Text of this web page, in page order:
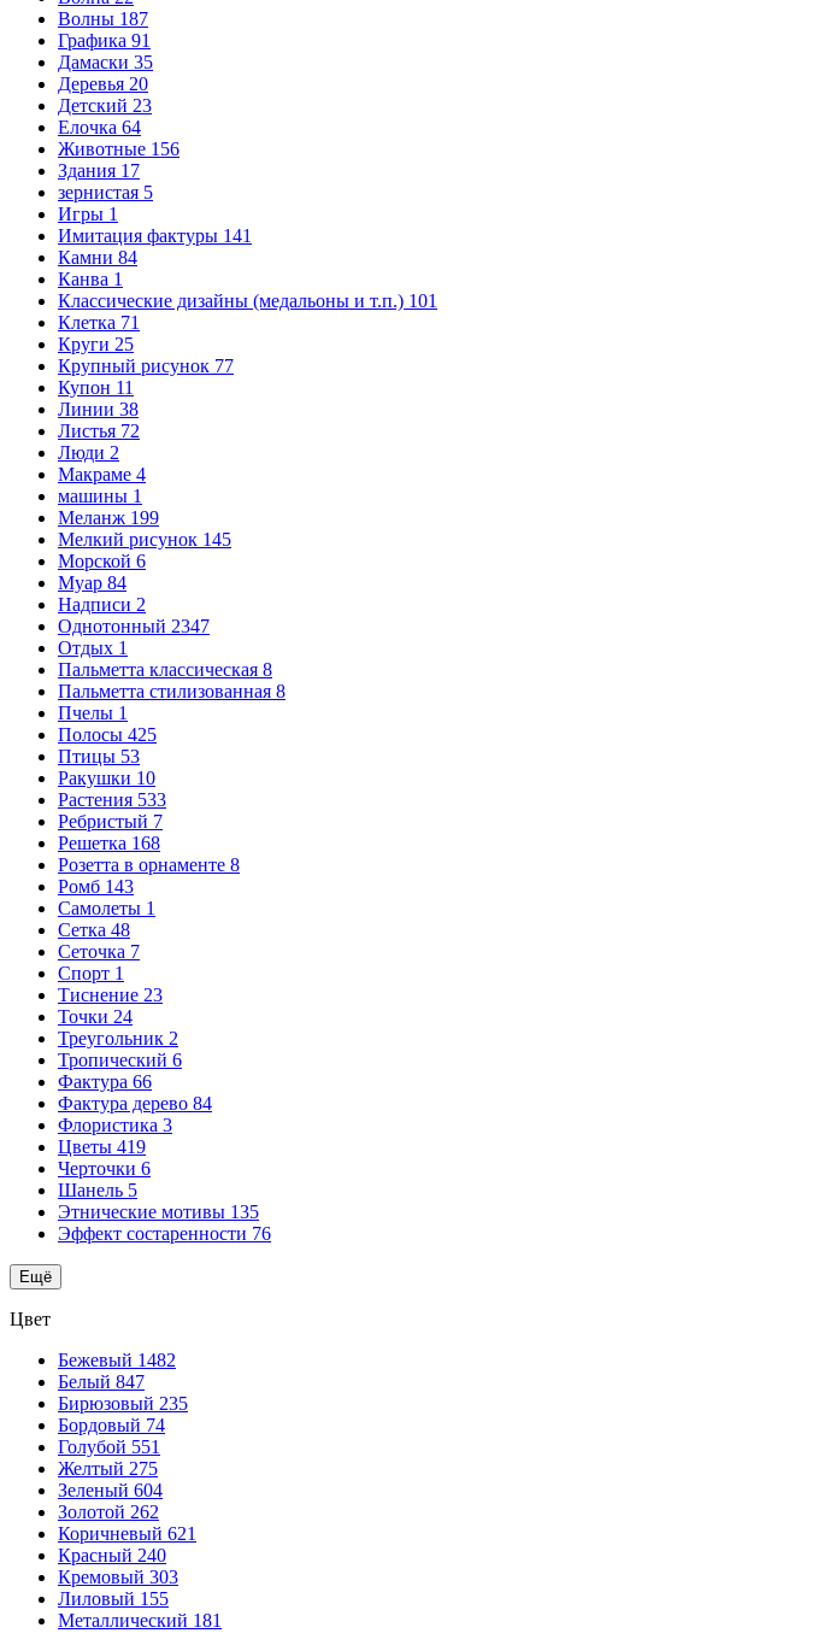
Волны 187
Графика 91
Дамаски 35
Деревья 20
Детский 23
Елочка 64
Животные 156
Здания 17
зернистая 5
Игры 1
Имитация фактуры 141
Камни 84
Канва 1
Классические дизайны (медальоны и т.п.) 101
Клетка 71
Круги 25
Крупный рисунок 77
Купон 11
Линии 38
Листья 72
Люди 2
Макраме 4
машины 1
Меланж 199
Мелкий рисунок 145
Морской 6
Муар 84
Надписи 2
Однотонный 2347
Отдых 1
Пальметта классическая 8
Пальметта стилизованная 8
Пчелы 1
Полосы 425
Птицы 53
Ракушки 10
Растения 533
Ребристый 7
Решетка 168
Розетта в орнаменте 8
Ромб 143
Самолеты 1
Сетка 48
Сеточка 7
Спорт 1
Тиснение 23
Точки 24
Треугольник 2
Тропический 6
Фактура 66
Фактура дерево 84
Флористика 3
Цветы 419
Черточки 6
Шанель 5
Этнические мотивы 135
Эффект состаренности 76
Ещё
Цвет
Бежевый 1482
Белый 847
Бирюзовый 235
Бордовый 74
Голубой 551
Желтый 275
Зеленый 604
Золотой 262
Коричневый 621
Красный 240
Кремовый 303
Лиловый 155
Металлический 181